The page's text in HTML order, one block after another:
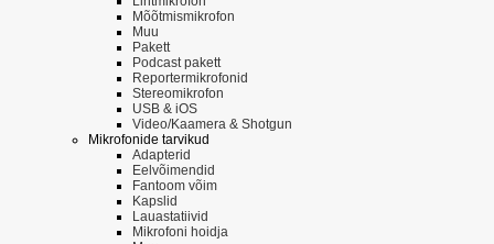
Mõõtmismikrofon
Muu
Pakett
Podcast pakett
Reportermikrofonid
Stereomikrofon
USB & iOS
Video/Kaamera & Shotgun
Mikrofonide tarvikud
Adapterid
Eelvõimendid
Fantoom võim
Kapslid
Lauastatiivid
Mikrofoni hoidja